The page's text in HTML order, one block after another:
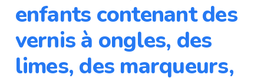
enfants contenant des
vernis à ongles, des
limes, des marqueurs,